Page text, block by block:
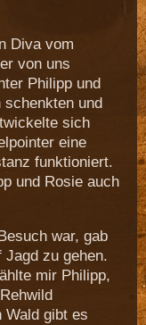
Diva vom
von uns
Philipp und
und
sich
eine
funktioniert.
und Rosie auch
war, gab
zu gehen.
mir Philipp,
Wald gibt es